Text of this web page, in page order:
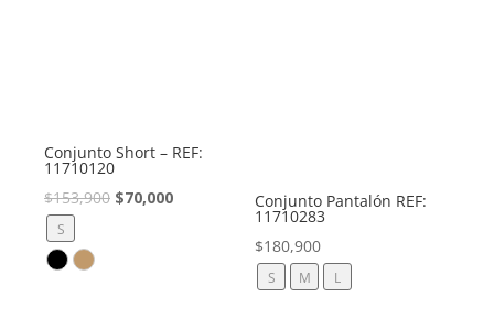
Conjunto Short – REF:
11710120
$153,900 El
$70,000El
S
Conjunto Pantalón REF:
11710283
$180,900
S M L